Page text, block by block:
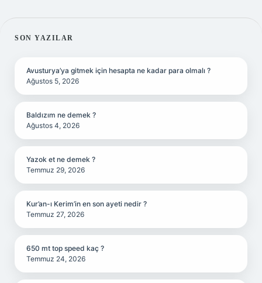
SIDEBAR
SON YAZILAR
Avusturya’ya gitmek için hesapta ne kadar para olmalı ?
Ağustos 5, 2026
Baldızım ne demek ?
Ağustos 4, 2026
Yazok et ne demek ?
Temmuz 29, 2026
Kur’an-ı Kerim’in en son ayeti nedir ?
Temmuz 27, 2026
650 mt top speed kaç ?
Temmuz 24, 2026